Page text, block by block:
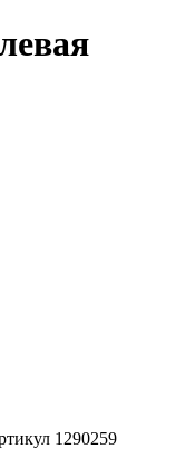
1290259